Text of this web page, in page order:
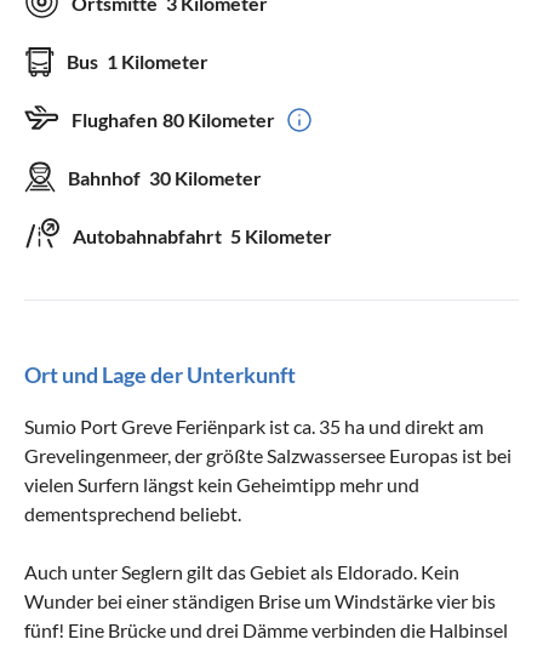
Bus 1 Kilometer
Flughafen 80 Kilometer
Bahnhof 30 Kilometer
Autobahnabfahrt 5 Kilometer
Ort und Lage der Unterkunft
Sumio Port Greve Feriënpark ist ca. 35 ha und direkt am
Grevelingenmeer, der größte Salzwassersee Europas ist bei
vielen Surfern längst kein Geheimtipp mehr und
dementsprechend beliebt.
Auch unter Seglern gilt das Gebiet als Eldorado. Kein
Wunder bei einer ständigen Brise um Windstärke vier bis
fünf! Eine Brücke und drei Dämme verbinden die Halbinsel